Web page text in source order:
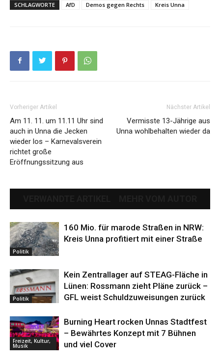
SCHLAGWORTE AfD Demos gegen Rechts Kreis Unna
Vorheriger Artikel
Am 11. 11. um 11.11 Uhr sind
auch in Unna die Jecken
wieder los – Karnevalsverein
richtet große
Eröffnungssitzung aus
Nächster Artikel
Vermisste 13-Jährige aus
Unna wohlbehalten wieder da
Politik
160 Mio. für marode Straßen in NRW:
Kreis Unna profitiert mit einer Straße
Politik
Kein Zentrallager auf STEAG-Fläche in
Lünen: Rossmann zieht Pläne zurück –
GFL weist Schuldzuweisungen zurück
Freizeit, Kultur,
Musik
Burning Heart rocken Unnas Stadtfest
– Bewährtes Konzept mit 7 Bühnen
und viel Cover